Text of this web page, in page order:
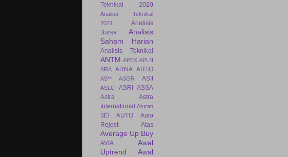
Teknikal 2020
Analisa Teknikal
2021
Analisis
Bursa
Analisis
Saham Harian
Analisis Teknikal
ANTM APEX APLN
ARA ARNA ARTO
AS** ASGR ASII
ASLC ASRI
ASSA
Astra
Astra
International Aturan
BEI
AUTO
Auto
Reject Atas
Average Up Buy
AVIA
Awal
Uptrend
Awal